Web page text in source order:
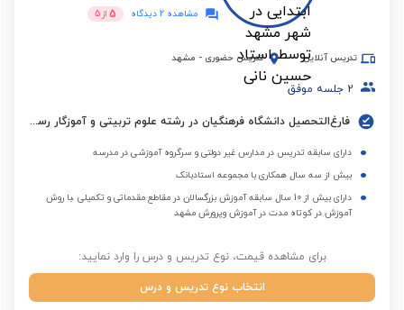
مشاهده 2 دیدگاه
5 از 5
تدریس آنلاین تدریس حضوری - مشهد
2 جلسه موفق
فارغ‌التحصیل دانشگاه فرهنگیان در رشته علوم تربیتی و آموزگار رسمی در آموزش و پرورش شهر مشهد
دارای سابقه تدریس در مدارس غیر دولتی و سرگروه آموزشی در مدرسه
بیش از سه سال همکاری با مجموعه استادبانک
دارای بیش از 10 سال سابقه آموزش بزرگسالان در مقاطع مقدماتی و تکمیلی ،با روش
آموزش در کوتاه مدت در آموزش وپرورش مشهد
برای مشاهده قیمت، نوع تدریس و درس را وارد نمایید:
انتخاب نوع تدریس و درس